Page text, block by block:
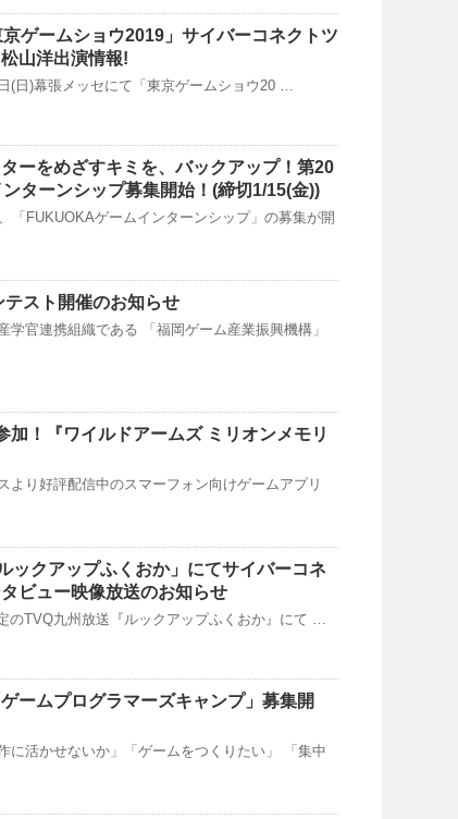
ゲームショウ2019」サイバーコネクトツ
山洋出演情報!
(日)幕張メッセにて「東京ゲームショウ20 …
ーをめざすキミを、バックアップ！第20
ターンシップ募集開始！(締切1/15(金))
「FUKUOKAゲームインターンシップ」の募集が開
スト開催のお知らせ
学官連携組織である 「福岡ゲーム産業振興機構」
加！『ワイルドアームズ ミリオンメモリ
より好評配信中のスマーフォン向けゲームアプリ
ックアップふくおか」にてサイバーコネ
ビュー映像放送のお知らせ
のTVQ九州放送『ルックアップふくおか』にて …
ームプログラマーズキャンプ」募集開
に活かせないか」「ゲームをつくりたい」 「集中